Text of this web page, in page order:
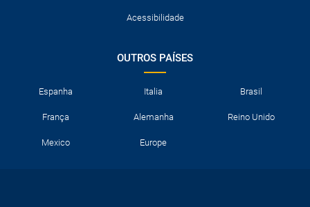
Acessibilidade
OUTROS PAÍSES
Espanha Italia Brasil
França Alemanha Reino Unido
Mexico Europe